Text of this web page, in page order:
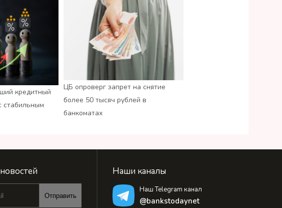
кредитный
стабильным
ЦБ опроверг запрет на снятие
более 50 тысяч рублей в
банкоматах
Отправить
Наши каналы
Наш Telegram канал
@bankstodaynet